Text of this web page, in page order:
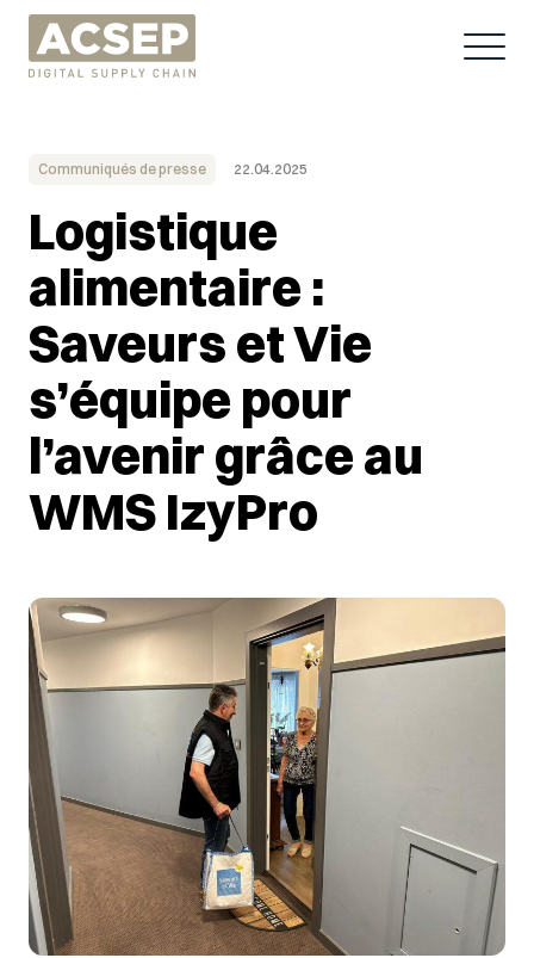
Communiqués de presse 22.04.2025
Logistique
alimentaire :
Saveurs et Vie
s’équipe pour
l’avenir grâce au
WMS IzyPro